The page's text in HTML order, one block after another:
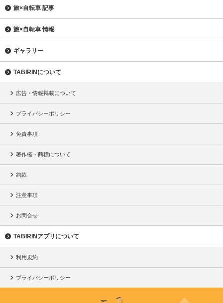
旅×自転車 記事
旅×自転車 情報
ギャラリー
TABIRINについて
広告・情報掲載について
プライバシーポリシー
免責事項
著作権・商標について
約款
注意事項
お問合せ
TABIRINアプリについて
利用規約
プライバシーポリシー